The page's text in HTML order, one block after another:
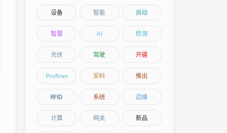
设备 智能 自动
智慧 AI 检测
光伏 驾驶 开疆
Profinet 安科 推出
RFID 系统 边缘
计算 网关 新品